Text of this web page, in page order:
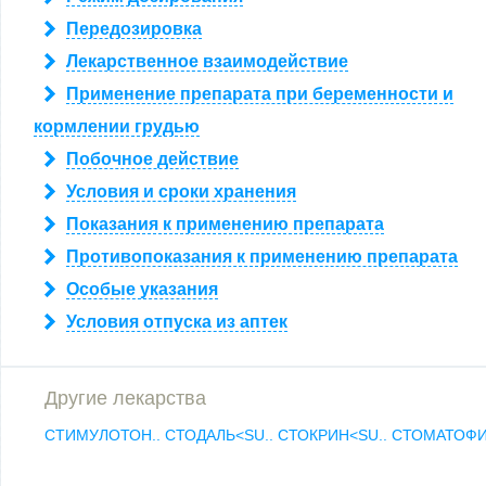
Передозировка
Лекарственное взаимодействие
Применение препарата при беременности и
кормлении грудью
Побочное действие
Условия и сроки хранения
Показания к применению препарата
Противопоказания к применению препарата
Особые указания
Условия отпуска из аптек
Другие лекарства
СТИМУЛОТОН.. СТОДАЛЬ<SU.. СТОКРИН<SU..